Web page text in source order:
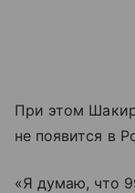
При этом
не появится в
«Я думаю, что